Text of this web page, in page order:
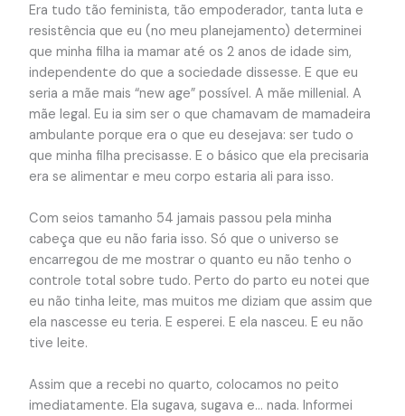
Era tudo tão feminista, tão empoderador, tanta luta e
resistência que eu (no meu planejamento) determinei
que minha filha ia mamar até os 2 anos de idade sim,
independente do que a sociedade dissesse. E que eu
seria a mãe mais “new age” possível. A mãe millenial. A
mãe legal. Eu ia sim ser o que chamavam de mamadeira
ambulante porque era o que eu desejava: ser tudo o
que minha filha precisasse. E o básico que ela precisaria
era se alimentar e meu corpo estaria ali para isso.
Com seios tamanho 54 jamais passou pela minha
cabeça que eu não faria isso. Só que o universo se
encarregou de me mostrar o quanto eu não tenho o
controle total sobre tudo. Perto do parto eu notei que
eu não tinha leite, mas muitos me diziam que assim que
ela nascesse eu teria. E esperei. E ela nasceu. E eu não
tive leite.
Assim que a recebi no quarto, colocamos no peito
imediatamente. Ela sugava, sugava e… nada. Informei